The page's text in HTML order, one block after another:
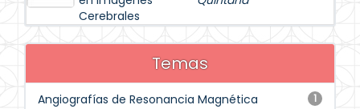
Cerebrales
Temas
1
Angiografías de Resonancia Magnética